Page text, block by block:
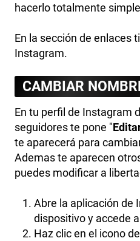
hacerlo totalmente
En la sección de enlaces
Instagram.
CAMBIAR
En tu perfil de Instagram
seguidores te pone "
te aparecerá para
Ademas te aparecen
puedes modificar a
Abre la aplicación de
dispositivo y accede
Haz clic en el icono